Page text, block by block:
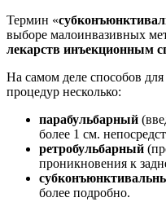
Термин «
выборе малоинвазивных
лекарств инъекционным
На самом деле способов
процедур несколько:
парабульбарный
более 1 см.
ретробульбарный
проникновения к
более подробно.